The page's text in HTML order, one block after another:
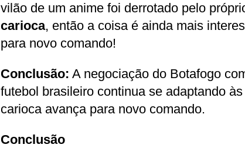
vilão de um anime foi derrotado pelo
carioca, então a coisa é ainda mais
para novo comando!
Conclusão: A negociação do Botafogo
futebol brasileiro continua se adaptando
carioca avança para novo comando.
Conclusão